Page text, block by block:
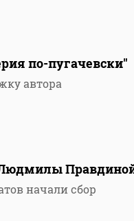
по-пугачевски"
автора
Людмилы
начали сбор